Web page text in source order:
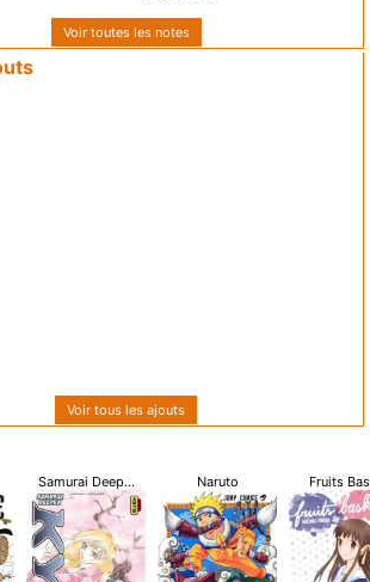
Voir toutes les notes
Voir tous les ajouts
Samurai Deep... Naruto Fruits